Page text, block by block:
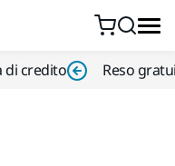
di credito Reso